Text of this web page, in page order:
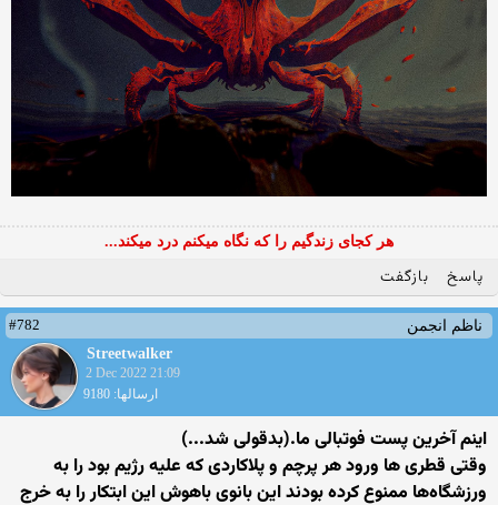
هر کجای زندگیم را که نگاه میکنم درد میکند...
پاسخ بازگفت
ناظم انجمن
#782
Streetwalker
2 Dec 2022 21:09
ارسالها: 9180
اینم آخرین پست فوتبالی ما.(بدقولی شد...)
وقتی قطری ها ورود هر پرچم و پلاکاردی که علیه رژیم بود را به
ورزشگاه‌ها ممنوع کرده بودند این بانوی باهوش این ابتکار را به خرج